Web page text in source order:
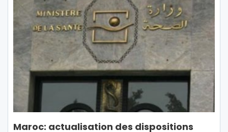
Maroc: actualisation des dispositions